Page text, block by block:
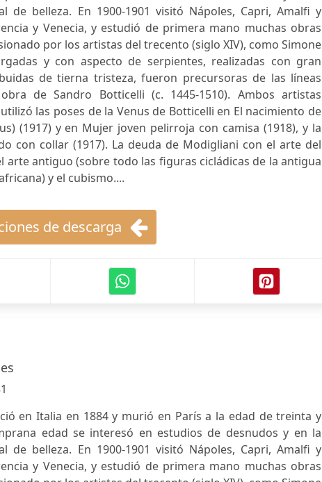
de belleza. En 1900-1901 visitó Nápoles, Capri, Amalfi y
y Venecia, y estudió de primera mano muchas obras
por los artistas del trecento (siglo XIV), como Simone
y con aspecto de serpientes, realizadas con gran
de tierna tristeza, fueron precursoras de las líneas
de Sandro Botticelli (c. 1445-1510). Ambos artistas
las poses de la Venus de Botticelli en El nacimiento de
(1917) y en Mujer joven pelirroja con camisa (1918), y la
con collar (1917). La deuda de Modigliani con el arte del
antiguo (sobre todo las figuras cicládicas de la antigua
y el cubismo....
de descarga
en Italia en 1884 y murió en París a la edad de treinta y
edad se interesó en estudios de desnudos y en la
de belleza. En 1900-1901 visitó Nápoles, Capri, Amalfi y
y Venecia, y estudió de primera mano muchas obras